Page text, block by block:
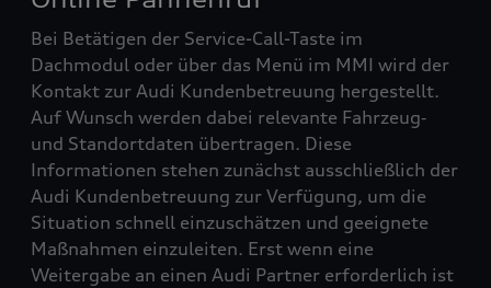
Bei Betätigen der Service-Call-Taste im
Dachmodul oder über das Menü im MMI wird der
Kontakt zur Audi Kundenbetreuung hergestellt.
Auf Wunsch werden dabei relevante Fahrzeug‑
und Standortdaten übertragen. Diese
Informationen stehen zunächst ausschließlich der
Audi Kundenbetreuung zur Verfügung, um die
Situation schnell einzuschätzen und geeignete
Maßnahmen einzuleiten. Erst wenn eine
Weitergabe an einen Audi Partner erforderlich ist